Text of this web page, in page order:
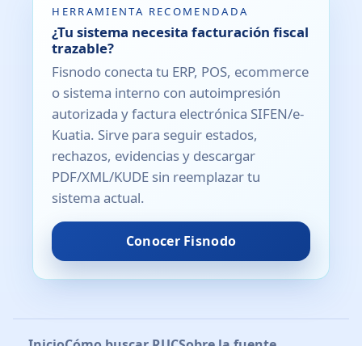
HERRAMIENTA RECOMENDADA
¿Tu sistema necesita facturación fiscal
trazable?
Fisnodo conecta tu ERP, POS, ecommerce
o sistema interno con autoimpresión
autorizada y factura electrónica SIFEN/e-
Kuatia. Sirve para seguir estados,
rechazos, evidencias y descargar
PDF/XML/KUDE sin reemplazar tu
sistema actual.
Conocer Fisnodo